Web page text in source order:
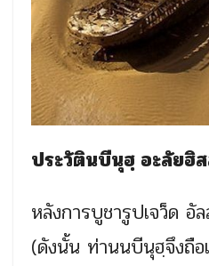
ประวัตินบีนุฮฺ อะลัยฮิ
หลังการบูชารูปเจว็ด
(ดังนั้น ท่านนบีนุฮฺจึงถื